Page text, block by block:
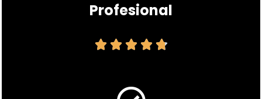
Profesional
    